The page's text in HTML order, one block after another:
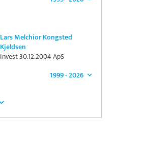
Lars Melchior Kongsted
Kjeldsen
Invest 30.12.2004 ApS
1999 - 2026